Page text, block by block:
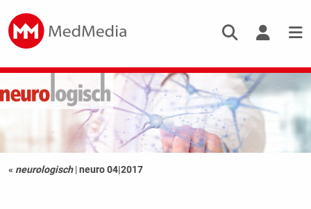
« neurologisch |neuro 04|2017